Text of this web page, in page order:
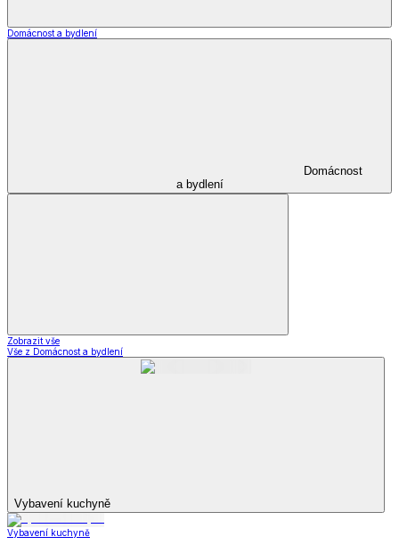
Domácnost a bydlení
Domácnost
a bydlení
Zobrazit vše
Vše z Domácnost a bydlení
Vybavení kuchyně
Vybavení kuchyně